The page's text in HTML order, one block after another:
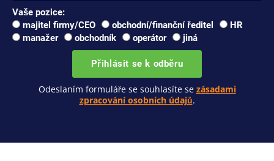
Vaše pozice:
majitel firmy/CEO
obchodní/finanční ředitel
HR
manažer
obchodník operátor jiná
Přihlásit se k odběru
Odeslaním formuláře se souhlasíte se zásadami
zpracování osobních údajů.